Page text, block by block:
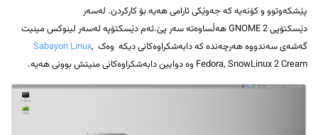
پێشکەوتوو و کۆنەیە کە جەوێکی ئارامی هەیە بۆ کارکردن. لەسەر
دێسکتۆپی GNOME 2 هەڵساوەتە سەر پێ.ئەم دێسکتۆپە لەسەر لینوکس مینیت
گەشەی سەندووە هەرچەندە کە دابەشکراوەکانی دیکە وەک Sabayon Linux,
Fedora, SnowLinux 2 Cream وە دوایین دابەشکراوەکانی منیتش بوونی هەیە.